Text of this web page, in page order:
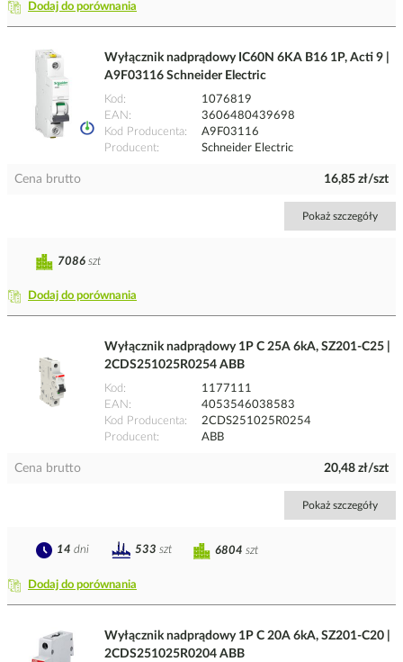
Dodaj do porównania
Wyłącznik nadprądowy IC60N 6KA B16 1P, Acti 9 |
A9F03116 Schneider Electric
Kod
1076819
EAN
3606480439698
Kod Producenta
A9F03116
Producent
Schneider Electric
Cena brutto 16,85 zł/szt
Pokaż szczegóły
Dodaj do porównania
7086 szt
Wyłącznik nadprądowy 1P C 25A 6kA, SZ201-C25 |
2CDS251025R0254 ABB
Kod
1177111
EAN
4053546038583
Kod Producenta
2CDS251025R0254
Producent
ABB
Cena brutto 20,48 zł/szt
Pokaż szczegóły
Dodaj do porównania
6804 szt
14 dni 533 szt
Wyłącznik nadprądowy 1P C 20A 6kA, SZ201-C20 |
2CDS251025R0204 ABB